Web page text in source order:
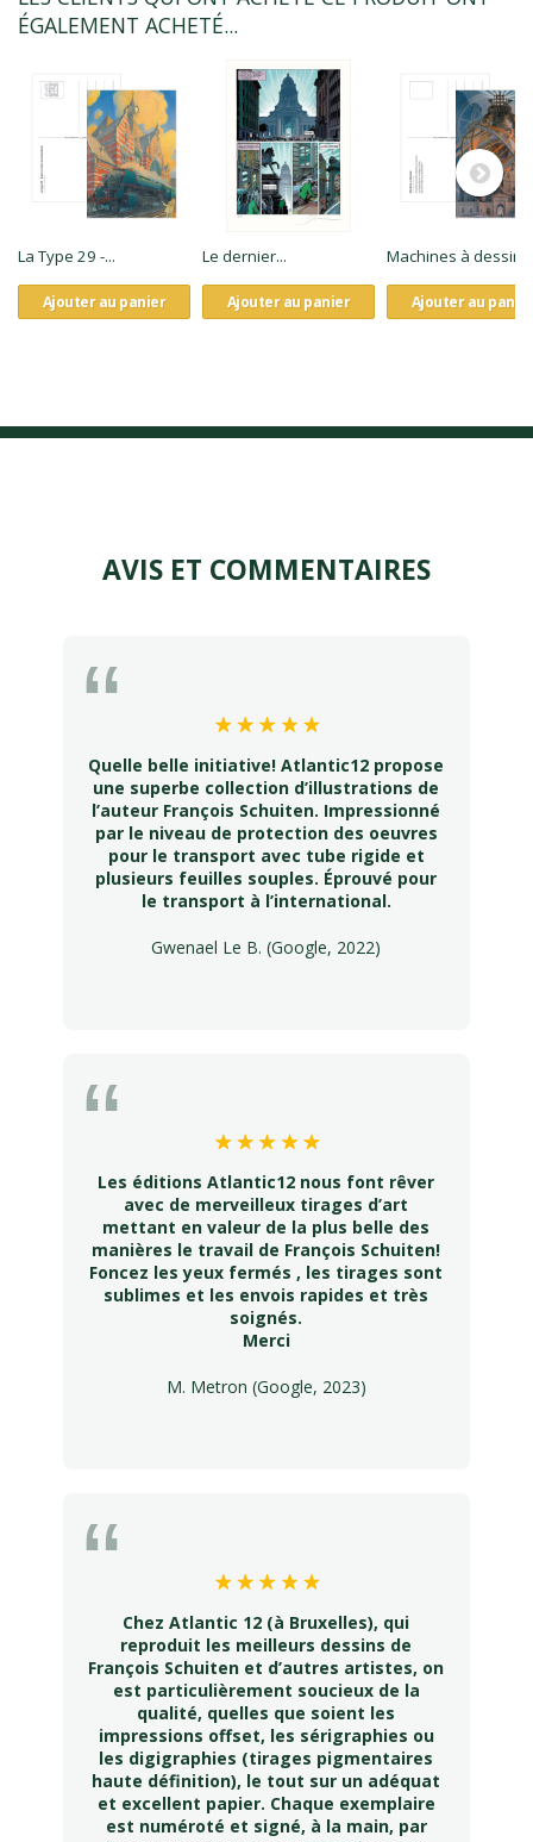
ÉGALEMENT ACHETÉ...
La Type 29 -...
Ajouter au panier
Le dernier...
Ajouter au panier
Machines à
Ajouter au
AVIS ET COMMENTAIRES
Quelle belle initiative! Atlantic12 propose
une superbe collection d’illustrations de
l’auteur François Schuiten. Impressionné
par le niveau de protection des oeuvres
pour le transport avec tube rigide et
plusieurs feuilles souples. Éprouvé pour
le transport à l’international.
Gwenael Le B. (Google, 2022)
Les éditions Atlantic12 nous font rêver
avec de merveilleux tirages d’art
mettant en valeur de la plus belle des
manières le travail de François Schuiten!
Foncez les yeux fermés , les tirages sont
sublimes et les envois rapides et très
soignés.
Merci
M. Metron (Google, 2023)
Chez Atlantic 12 (à Bruxelles), qui
reproduit les meilleurs dessins de
François Schuiten et d’autres artistes, on
est particulièrement soucieux de la
qualité, quelles que soient les
impressions offset, les sérigraphies ou
les digigraphies (tirages pigmentaires
haute définition), le tout sur un adéquat
et excellent papier. Chaque exemplaire
est numéroté et signé, à la main, par